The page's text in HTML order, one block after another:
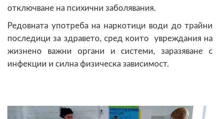
отключване на психични заболявания.
Редовната употреба на наркотици води до трайни
последици за здравето, сред които увреждания на
жизнено важни органи и системи, заразяване с
инфекции и силна физическа зависимост.